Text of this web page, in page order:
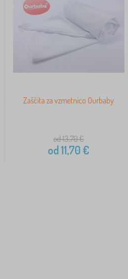
Zaščita za vzmetnico Ourbaby
od 13,70€
od11,70€